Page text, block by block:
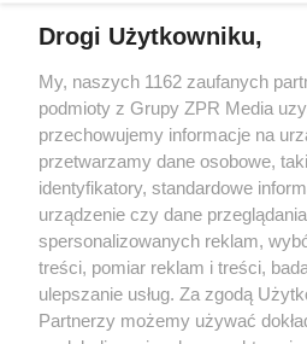
Żaden utwór zamieszczony w serwisie nie
rozpowszechniany lub dalej
tym także elektroniczny lub mechaniczny)
eksploatacji w jakiejkolwiek formie,
bez pisemnej zgody właściciela praw.
wykorzystanie utworów w całości lub w
bez właściwej zgody, jest zabronione pod
prawnie.
Drogi Użytkowniku,
My, naszych 1162 zaufanych
podmioty z Grupy ZPR Media
przechowujemy informacje na
przetwarzamy dane osobowe,
identyfikatory, standardowe
urządzenie czy dane
spersonalizowanych reklam,
treści, pomiar reklam i treści,
ulepszanie usług. Za zgodą
Partnerzy możemy używać